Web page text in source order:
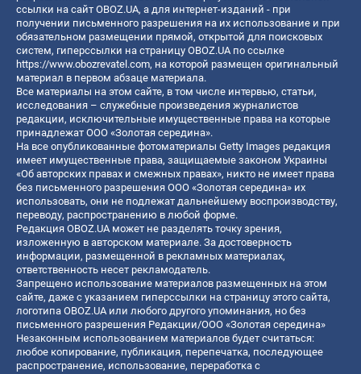
ссылки на сайт OBOZ.UA, а для интернет-изданий - при
получении письменного разрешения на их использование и при
обязательном размещении прямой, открытой для поисковых
систем, гиперссылки на страницу OBOZ.UA по ссылке
https://www.obozrevatel.com, на которой размещен оригинальный
материал в первом абзаце материала.
Все материалы на этом сайте, в том числе интервью, статьи,
исследования – служебные произведения журналистов
редакции, исключительные имущественные права на которые
принадлежат ООО «Золотая середина».
На все опубликованные фотоматериалы Getty Images редакция
имеет имущественные права, защищаемые законом Украины
«Об авторских правах и смежных правах», никто не имеет права
без письменного разрешения ООО «Золотая середина» их
использовать, они не подлежат дальнейшему воспроизводству,
переводу, распространению в любой форме.
Редакция OBOZ.UA может не разделять точку зрения,
изложенную в авторском материале. За достоверность
информации, размещенной в рекламных материалах,
ответственность несет рекламодатель.
Запрещено использование материалов размещенных на этом
сайте, даже с указанием гиперссылки на страницу этого сайта,
логотипа OBOZ.UA или любого другого упоминания, но без
письменного разрешения Редакции/ООО «Золотая середина»
Незаконным использованием материалов будет считаться:
любое копирование, публикация, перепечатка, последующее
распространение, использование, переработка с